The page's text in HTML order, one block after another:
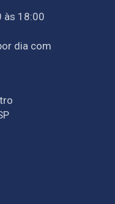
às 18:00
dia com